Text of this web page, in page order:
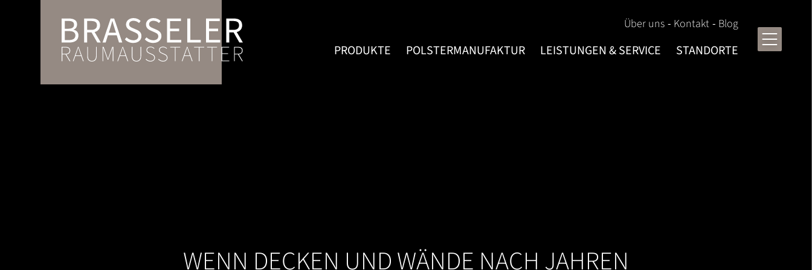
Über uns Kontakt Blog
PRODUKTE POLSTERMANUFAKTUR LEISTUNGEN & SERVICE STANDORTE
WENN DECKEN UND WÄNDE NACH JAHREN